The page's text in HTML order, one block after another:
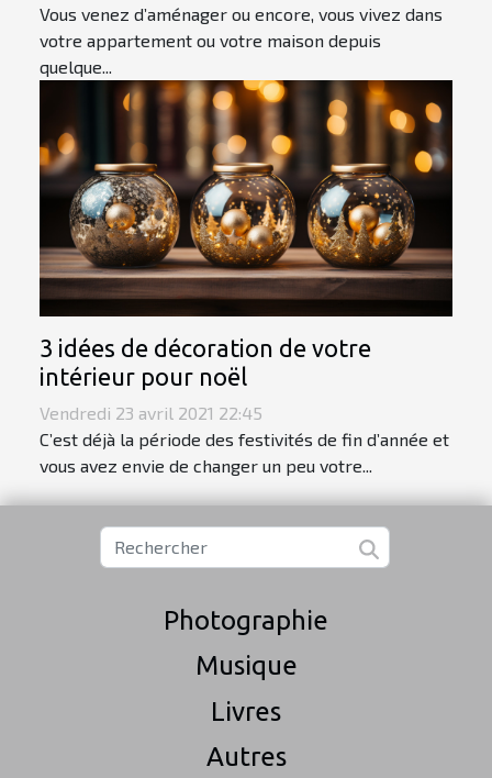
Vous venez d’aménager ou encore, vous vivez dans
votre appartement ou votre maison depuis
quelque...
3 idées de décoration de votre
intérieur pour noël
Vendredi 23 avril 2021 22:45
C’est déjà la période des festivités de fin d’année et
vous avez envie de changer un peu votre...
Photographie
Musique
Livres
Autres